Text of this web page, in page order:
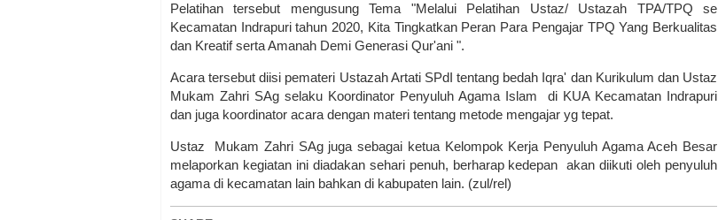
Pelatihan tersebut mengusung Tema "Melalui Pelatihan Ustaz/ Ustazah TPA/TPQ se
Kecamatan Indrapuri tahun 2020, Kita Tingkatkan Peran Para Pengajar TPQ Yang Berkualitas
dan Kreatif serta Amanah Demi Generasi Qur'ani ".
Acara tersebut diisi pemateri Ustazah Artati SPdI tentang bedah Iqra' dan Kurikulum dan Ustaz
Mukam Zahri SAg selaku Koordinator Penyuluh Agama Islam di KUA Kecamatan Indrapuri
dan juga koordinator acara dengan materi tentang metode mengajar yg tepat.
Ustaz Mukam Zahri SAg juga sebagai ketua Kelompok Kerja Penyuluh Agama Aceh Besar
melaporkan kegiatan ini diadakan sehari penuh, berharap kedepan akan diikuti oleh penyuluh
agama di kecamatan lain bahkan di kabupaten lain. (zul/rel)